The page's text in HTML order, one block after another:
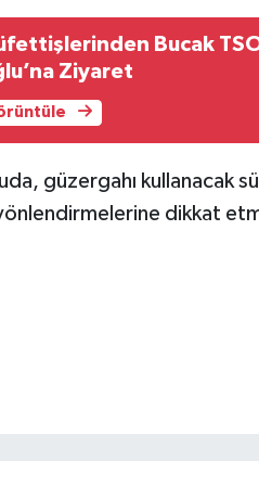
Bucak
Ziyaret
güzergahı kullanacak
dikkat